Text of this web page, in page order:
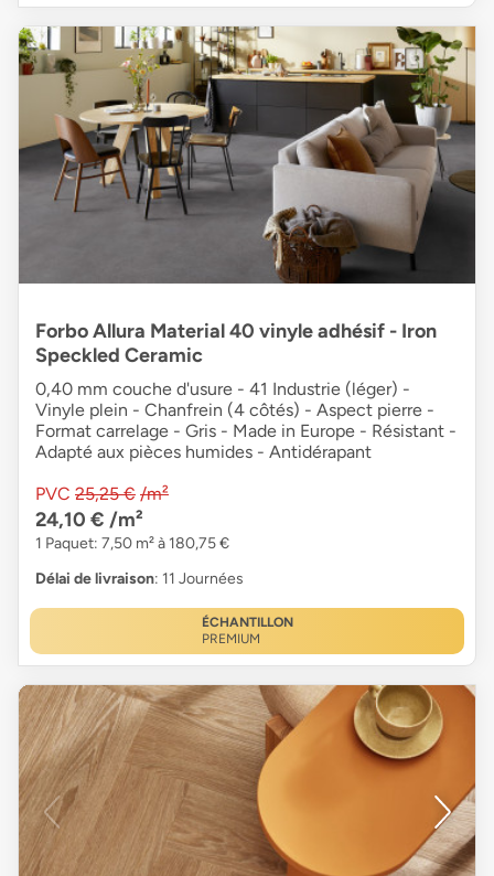
Forbo Allura Material 40 vinyle adhésif - Iron
Speckled Ceramic
0,40 mm couche d'usure - 41 Industrie (léger) -
Vinyle plein - Chanfrein (4 côtés) - Aspect pierre -
Format carrelage - Gris - Made in Europe - Résistant -
Adapté aux pièces humides - Antidérapant
PVC 25,25 € /m²
24,10 € /m²
1 Paquet: 7,50 m² à 180,75 €
Délai de livraison: 11 Journées
ÉCHANTILLON
PREMIUM